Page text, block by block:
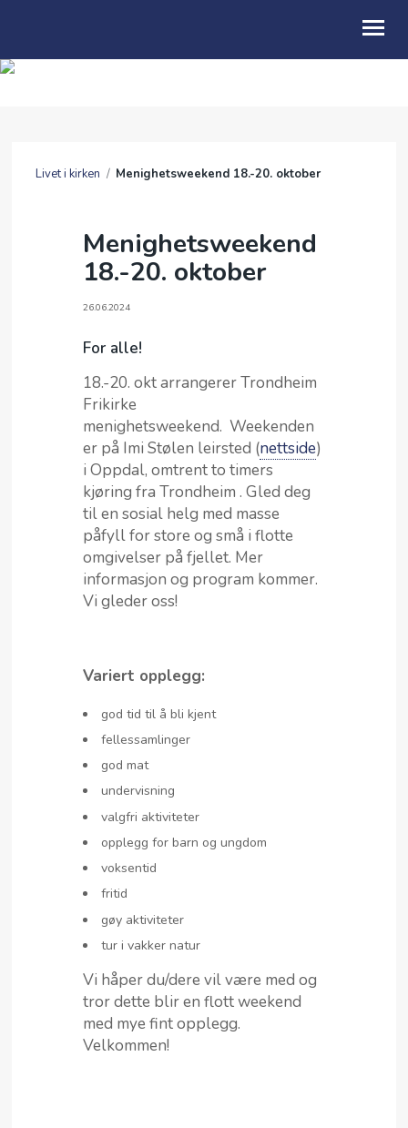
GI
KALENDER
TALER
UTLEIE
ENGLISH
Livet i kirken / Menighetsweekend 18.-20. oktober
Menighetsweekend
18.-20. oktober
26.06.2024
For alle!
18.-20. okt arrangerer Trondheim
Frikirke
menighetsweekend. Weekenden
er på Imi Stølen leirsted (nettside)
i Oppdal, omtrent to timers
kjøring fra Trondheim . Gled deg
til en sosial helg med masse
påfyll for store og små i flotte
omgivelser på fjellet. Mer
informasjon og program kommer.
Vi gleder oss!
Variert opplegg:
god tid til å bli kjent
fellessamlinger
god mat
undervisning
valgfri aktiviteter
opplegg for barn og ungdom
voksentid
fritid
gøy aktiviteter
tur i vakker natur
Vi håper du/dere vil være med og
tror dette blir en flott weekend
med mye fint opplegg.
Velkommen!